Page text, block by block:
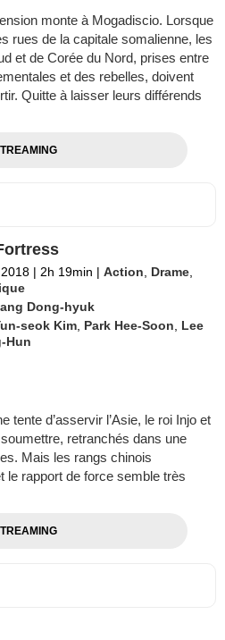
monte à Mogadiscio. Lorsque
rues de la capitale somalienne, les
et de Corée du Nord, prises entre
et des rebelles, doivent
Quitte à laisser leurs différends
| 2h 19min | Action Drame
Dong-hyuk
seok Kim Park Hee-Soon
Lee
Hun
tente d’asservir l’Asie, le roi Injo et
retranchés dans une
Mais les rangs chinois
le rapport de force semble très